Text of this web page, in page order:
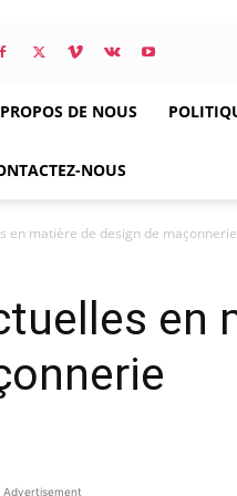
DE NOUS
NOUS
en matière de design de maçonnerie
en
Advertisement